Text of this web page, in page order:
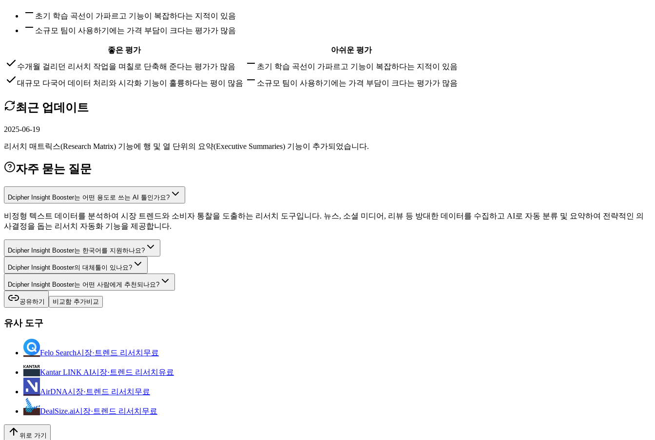
초기 학습 곡선이 가파르고 기능이 복잡하다는 지적이 있음
소규모 팀이 사용하기에는 가격 부담이 크다는 평가가 많음
좋은 평가
아쉬운 평가
수개월 걸리던 리서치 작업을 며칠로 단축해 준다는 평가가 많음
초기 학습 곡선이 가파르고 기능이 복잡하다는 지적이 있음
대규모 다국어 데이터 처리와 시각화 기능이 훌륭하다는 평이 많음
소규모 팀이 사용하기에는 가격 부담이 크다는 평가가 많음
최근 업데이트
2025-06-19
리서치 매트릭스(Research Matrix) 기능에 행 및 열 단위의 요약(Executive Summaries) 기능이 추가되었습니다.
자주 묻는 질문
Dcipher Insight Booster는 어떤 용도로 쓰는 AI 툴인가요?
비정형 텍스트 데이터를 분석하여 시장 트렌드와 소비자 통찰을 도출하는 리서치 도구입니다. 뉴스, 소셜 미디어, 리뷰 등 방대한 데이터를 수집하고 AI로 자동 분류 및 요약하여 전략적인 의
사결정을 돕는 리서치 자동화 기능을 제공합니다.
Dcipher Insight Booster는 한국어를 지원하나요?
Dcipher Insight Booster의 대체툴이 있나요?
Dcipher Insight Booster는 어떤 사람에게 추천되나요?
공유하기 비교함 추가비교
유사 도구
Felo Search시장·트렌드 리서치 무료
Kantar LINK AI시장·트렌드 리서치 유료
AirDNA시장·트렌드 리서치 무료
DealSize.ai시장·트렌드 리서치 무료
위로 가기